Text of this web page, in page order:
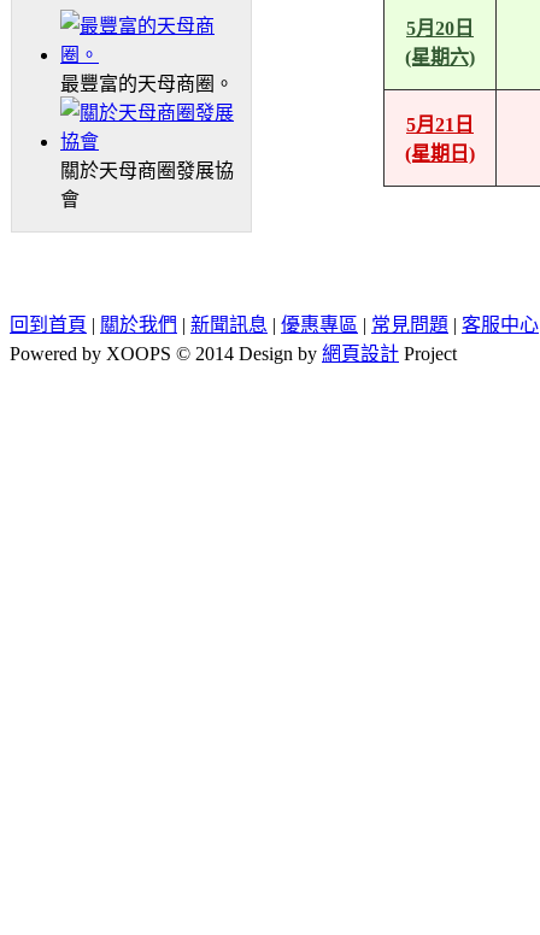
最豐富的天母商圈。
關於天母商圈發展協
會
5月20日
(星期六)
5月21日
(星期日)
回到首頁 | 關於我們 | 新聞訊息 | 優惠專區 | 常見問題 | 客服中心
Powered by XOOPS © 2014 Design by 網頁設計 Project